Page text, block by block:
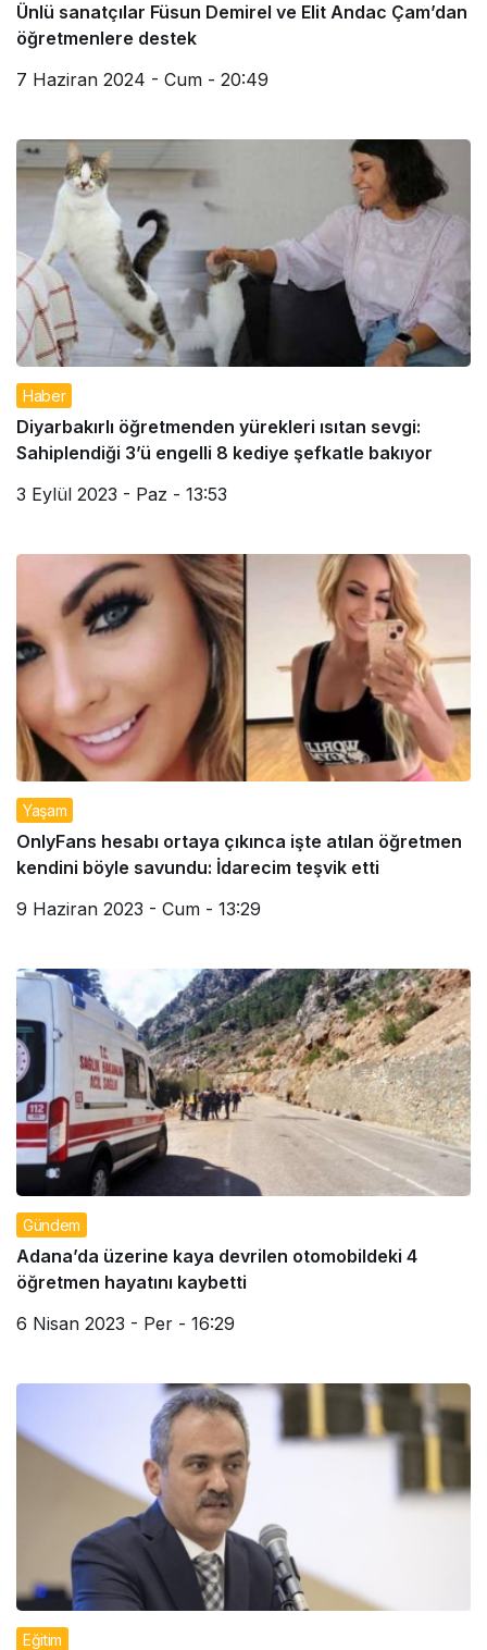
Ünlü sanatçılar Füsun Demirel ve Elit Andac Çam’dan
öğretmenlere destek
7 Haziran 2024 - Cum - 20:49
Haber
Diyarbakırlı öğretmenden yürekleri ısıtan sevgi:
Sahiplendiği 3’ü engelli 8 kediye şefkatle bakıyor
3 Eylül 2023 - Paz - 13:53
Yaşam
OnlyFans hesabı ortaya çıkınca işte atılan öğretmen
kendini böyle savundu: İdarecim teşvik etti
9 Haziran 2023 - Cum - 13:29
Gündem
Adana’da üzerine kaya devrilen otomobildeki 4
öğretmen hayatını kaybetti
6 Nisan 2023 - Per - 16:29
Eğitim